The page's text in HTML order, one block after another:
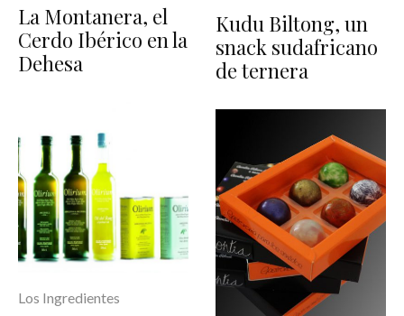
La Montanera, el
Cerdo Ibérico en la
Dehesa
Los Ingredientes
Kudu Biltong, un
snack sudafricano
de ternera